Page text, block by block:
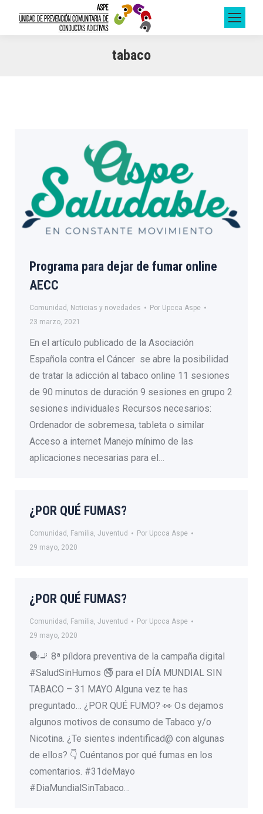
tabaco
Programa para dejar de fumar online
AECC
Comunidad , Noticias y novedades Por Upcca Aspe
23 marzo, 2021
En el artículo publicado de la Asociación
Española contra el Cáncer se abre la posibilidad
de tratar la adicción al tabaco online 11 sesiones
de 90 minutos de duración 9 sesiones en grupo 2
sesiones individuales Recursos necesarios:
Ordenador de sobremesa, tableta o similar
Acceso a internet Manejo mínimo de las
aplicaciones necesarias para el…
¿POR QUÉ FUMAS?
Comunidad , Familia, Juventud Por Upcca Aspe
29 mayo, 2020
¿POR QUÉ FUMAS?
Comunidad , Familia, Juventud Por Upcca Aspe
29 mayo, 2020
🗣🚬 8ª píldora preventiva de la campaña digital
#SaludSinHumos 🚭 para el DÍA MUNDIAL SIN
TABACO – 31 MAYO Alguna vez te has
preguntado… ¿POR QUÉ FUMO? 👀 Os dejamos
algunos motivos de consumo de Tabaco y/o
Nicotina. ¿Te sientes indentificad@ con algunas
de ellos? 👇 Cuéntanos por qué fumas en los
comentarios. #31deMayo
#DiaMundialSinTabaco…